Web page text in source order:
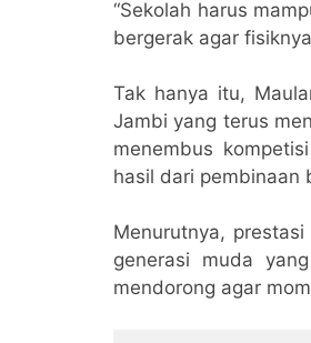
“Sekolah harus
bergerak agar
Tak hanya itu,
Jambi yang terus
menembus
hasil dari pembinaan
Menurutnya,
generasi muda
mendorong agar